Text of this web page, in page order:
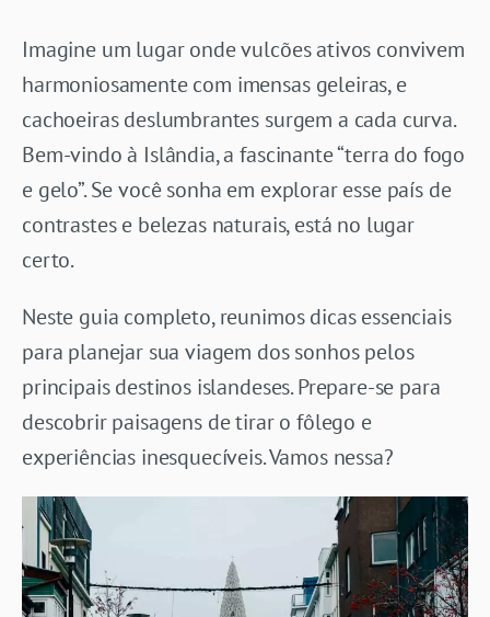
Imagine um lugar onde vulcões ativos convivem
harmoniosamente com imensas geleiras, e
cachoeiras deslumbrantes surgem a cada curva.
Bem-vindo à Islândia, a fascinante “terra do fogo
e gelo”. Se você sonha em explorar esse país de
contrastes e belezas naturais, está no lugar
certo.
Neste guia completo, reunimos dicas essenciais
para planejar sua viagem dos sonhos pelos
principais destinos islandeses. Prepare-se para
descobrir paisagens de tirar o fôlego e
experiências inesquecíveis. Vamos nessa?